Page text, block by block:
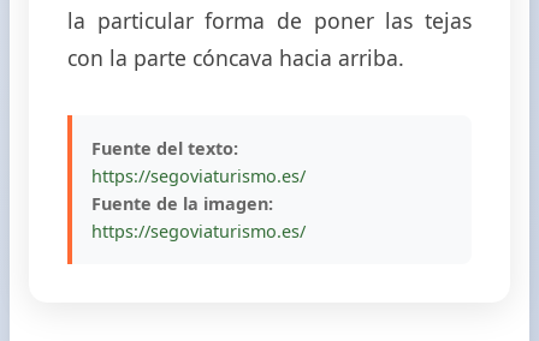
la particular forma de poner las tejas
con la parte cóncava hacia arriba.
Fuente del texto:
https://segoviaturismo.es/
Fuente de la imagen:
https://segoviaturismo.es/